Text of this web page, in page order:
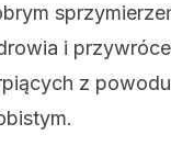
i
z